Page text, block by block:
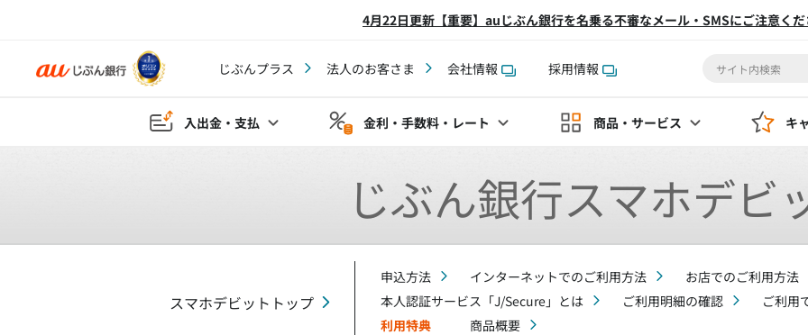
4月22日更新【重要】auじぶん銀行を名乗る不審なメール・SMSにご注意く
じぶんプラス 法人のお客さま 会社情報 採用情報
入出金・支払 金利・手数料・レート 商品・サービス キ
じぶん銀行スマホデビ
スマホデビットトップ
申込方法 インターネットでのご利用方法
お店でのご利用方法
本人認証サービス「J/Secure」とは
ご利用明細の確認
ご利用
利用特典
商品概要